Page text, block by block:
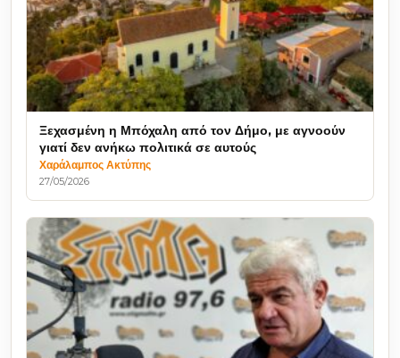
Ξεχασμένη η Μπόχαλη από τον Δήμο, με αγνοούν
γιατί δεν ανήκω πολιτικά σε αυτούς
Χαράλαμπος Ακτύπης
27/05/2026